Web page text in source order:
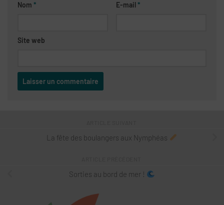
Nom * E-mail*
Site web
La fête des boulangers aux Nymphéas
Sorties au bord de mer !